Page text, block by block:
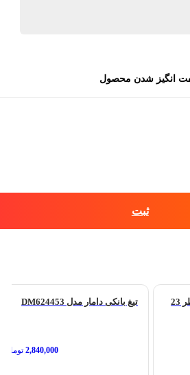
انگیز شدن محصول
ثبت
تیغ اره چوب بر 60 دندانه قطر 23
تیغ بانکی دامار مدل DM624453
2,840,000 تومان